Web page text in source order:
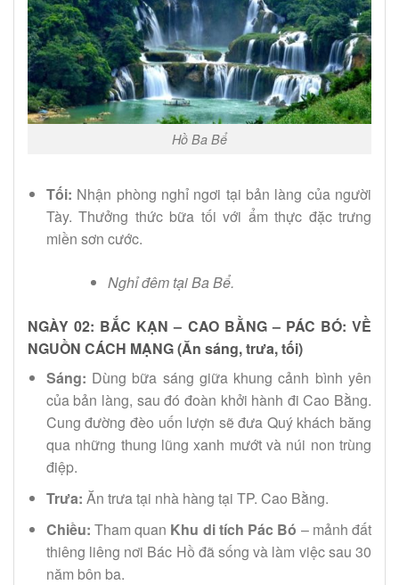
Hồ Ba Bể
Tối: Nhận phòng nghỉ ngơi tại bản làng của người
Tày. Thưởng thức bữa tối với ẩm thực đặc trưng
miền sơn cước.
Nghỉ đêm tại Ba Bể.
NGÀY 02: BẮC KẠN – CAO BẰNG – PÁC BÓ: VỀ
NGUỒN CÁCH MẠNG (Ăn sáng, trưa, tối)
Sáng: Dùng bữa sáng giữa khung cảnh bình yên
của bản làng, sau đó đoàn khởi hành đi Cao Bằng.
Cung đường đèo uốn lượn sẽ đưa Quý khách băng
qua những thung lũng xanh mướt và núi non trùng
điệp.
Trưa: Ăn trưa tại nhà hàng tại TP. Cao Bằng.
Chiều: Tham quan Khu di tích Pác Bó – mảnh đất
thiêng liêng nơi Bác Hồ đã sống và làm việc sau 30
năm bôn ba.